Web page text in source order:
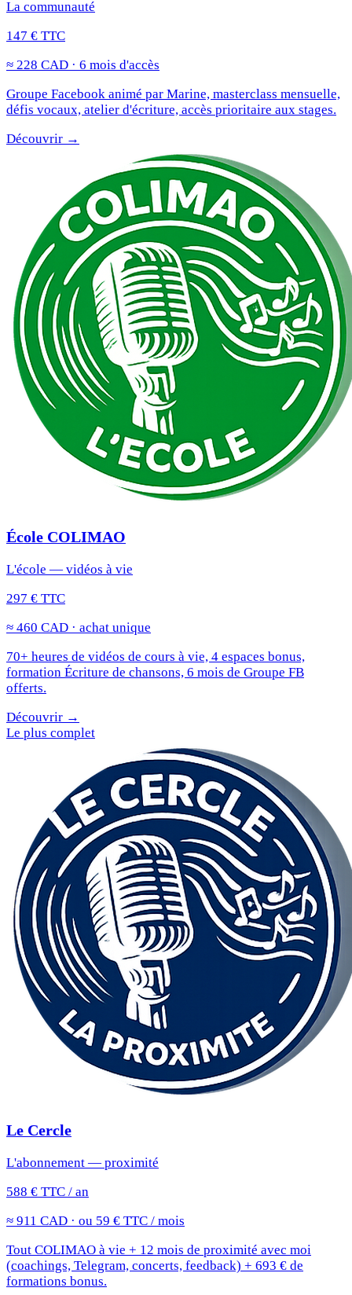
La communauté
147 € TTC
≈ 228 CAD · 6 mois d'accès
Groupe Facebook animé par Marine, masterclass mensuelle,
défis vocaux, atelier d'écriture, accès prioritaire aux stages.
Découvrir →
École COLIMAO
L'école — vidéos à vie
297 € TTC
≈ 460 CAD · achat unique
70+ heures de vidéos de cours à vie, 4 espaces bonus,
formation Écriture de chansons, 6 mois de Groupe FB
offerts.
Découvrir →
Le plus complet
Le Cercle
L'abonnement — proximité
588 € TTC / an
≈ 911 CAD · ou 59 € TTC / mois
Tout COLIMAO à vie + 12 mois de proximité avec moi
(coachings, Telegram, concerts, feedback) + 693 € de
formations bonus.